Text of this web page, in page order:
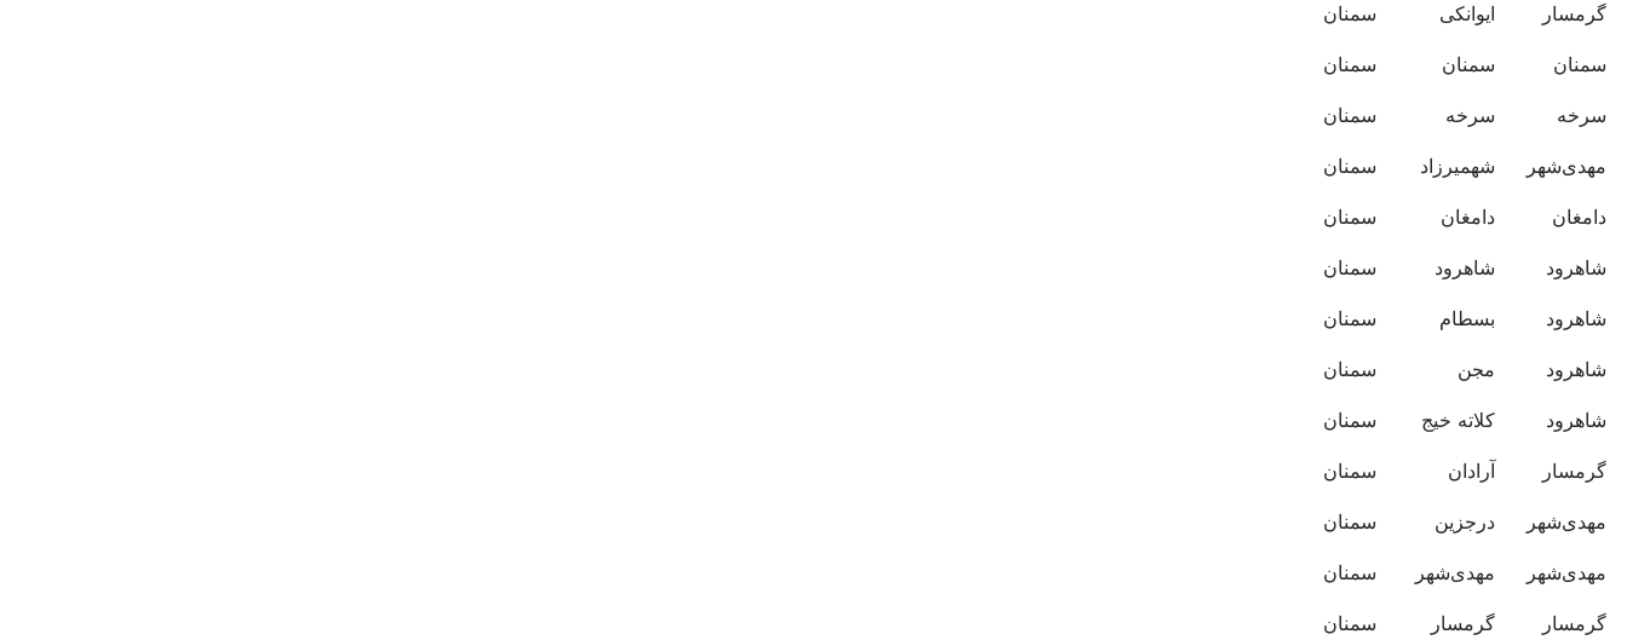
گرمسار ایوانکی سمنان
سمنان سمنان سمنان
سرخه سرخه سمنان
مهدی‌شهر شهمیرزاد سمنان
دامغان دامغان سمنان
شاهرود شاهرود سمنان
شاهرود بسطام سمنان
شاهرود مجن سمنان
شاهرود کلاته خیج سمنان
گرمسار آرادان سمنان
مهدی‌شهر درجزین سمنان
مهدی‌شهر مهدی‌شهر سمنان
گرمسار گرمسار سمنان